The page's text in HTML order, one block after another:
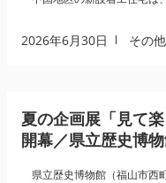
2026年6月30日 その他
夏の企画展「見て
開幕／県立歴史博
県立歴史博物館（福山市西